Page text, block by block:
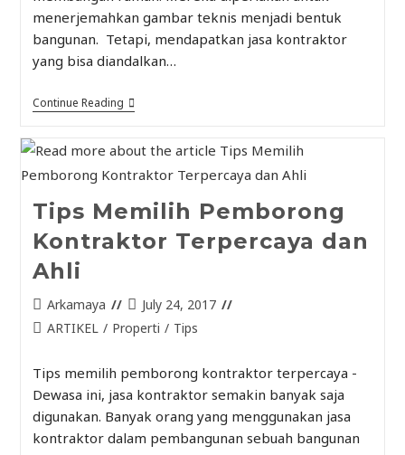
menerjemahkan gambar teknis menjadi bentuk
bangunan. Tetapi, mendapatkan jasa kontraktor
yang bisa diandalkan…
Continue Reading
Tips Memilih Pemborong
Kontraktor Terpercaya dan
Ahli
Arkamaya
July 24, 2017
ARTIKEL / Properti / Tips
Tips memilih pemborong kontraktor terpercaya -
Dewasa ini, jasa kontraktor semakin banyak saja
digunakan. Banyak orang yang menggunakan jasa
kontraktor dalam pembangunan sebuah bangunan